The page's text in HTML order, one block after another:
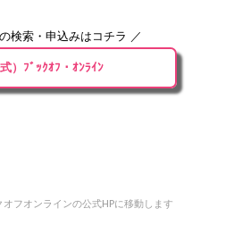
検索・申込みはコチラ ／
）ﾌﾞｯｸｵﾌ・ｵﾝﾗｲﾝ
フオンラインの公式HPに移動します